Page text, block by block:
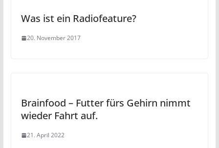
Was ist ein Radiofeature?
20. November 2017
Brainfood – Futter fürs Gehirn nimmt
wieder Fahrt auf.
21. April 2022